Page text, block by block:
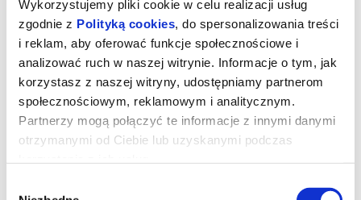
Wykorzystujemy pliki cookie w celu realizacji usług
zgodnie z Polityką cookies, do spersonalizowania treści
i reklam, aby oferować funkcje społecznościowe i
analizować ruch w naszej witrynie. Informacje o tym, jak
korzystasz z naszej witryny, udostępniamy partnerom
społecznościowym, reklamowym i analitycznym.
Partnerzy mogą połączyć te informacje z innymi danymi
otrzymanymi od Ciebie lub uzyskanymi podczas
MALUJĄC DUSZĘ XX WIEKU:
PELLIZZA Z VOLPEDO - ART BEATS
Film opowiada historię burzliwego życia Giuseppe Pellizzy (1868–
1907), wybitnego malarza dywizjonisty, autora słynnego obrazu
Moderna. Pellizza zapisał się w historii sztuki nie tylko jako